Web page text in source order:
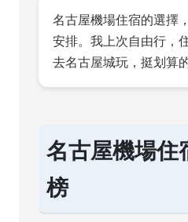
名古屋機場住宿的選擇
安排。我上次自由行，
去名古屋城玩，挺划算的
名古屋機場住
榜